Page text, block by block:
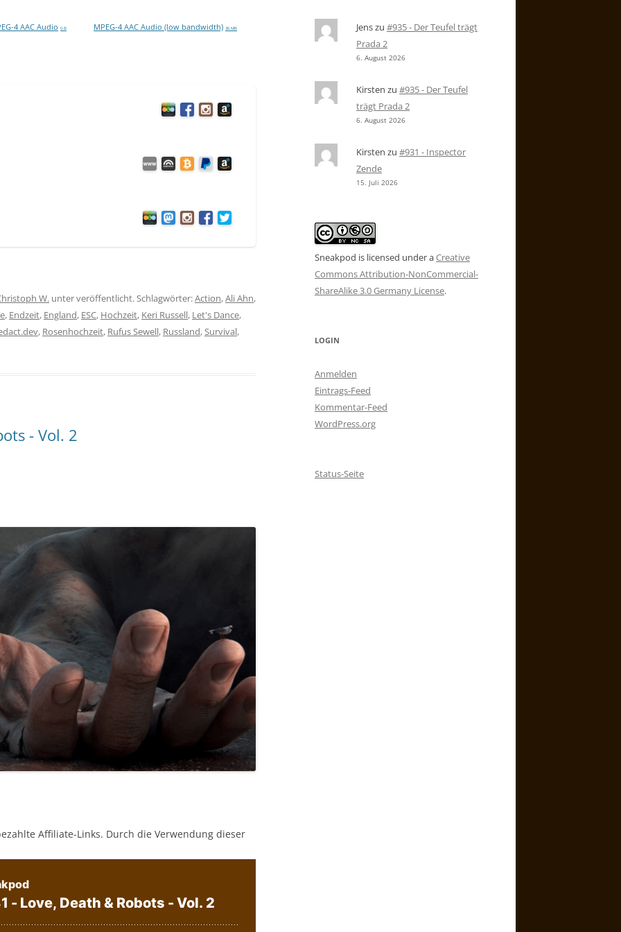
4 AAC Audio 0 B MPEG-4 AAC Audio (low bandwidth) 36 MB
W. unter veröffentlicht. Schlagwörter:Action,Ali Ahn,
, Endzeit, England, ESC, Hochzeit, Keri Russell, Let's Dance,
, Rosenhochzeit, Rufus Sewell, Russland,Survival,
- Vol. 2
Affiliate-Links. Durch die Verwendung dieser
Jenszu #935 - Der Teufel trägt
Prada 2
6. August 2026
Kirsten zu #935 - Der Teufel
trägt Prada 2
6. August 2026
Kirsten zu #931 - Inspector
Zende
15. Juli 2026
Sneakpod is licensed under aCreative
Commons Attribution-NonCommercial-
ShareAlike 3.0 Germany License.
LOGIN
Anmelden
Eintrags-Feed
Kommentar-Feed
WordPress.org
Status-Seite